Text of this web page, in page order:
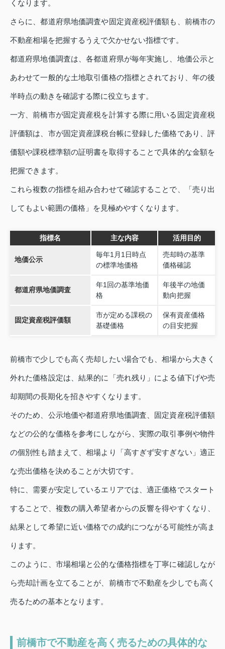
くなります。
さらに、都道府県地価調査や固定資産税評価額も、前橋市の
不動産相場を把握するうえで欠かせない指標です。
都道府県地価調査は、各都道府県が毎年実施し、地価公示と
あわせて一般的な土地取引価格の指標とされており、年の後
半時点の動きを確認する際に役立ちます。
一方、前橋市が固定資産税を計算する際に用いる固定資産税
評価額は、市が固定資産課税台帳に登録した価格であり、評
価額や課税標準額の証明書を取得することで具体的な金額を
把握できます。
これら複数の指標を組み合わせて確認することで、「売り出
してもよい範囲の価格」を見極めやすくなります。
指標名 主な内容 活用目的
地価公示
毎年1月1日時点
の標準地価格
売却時の基準
価格確認
都道府県地価調査
年1回の基準地価
格
年後半の地価
動向把握
固定資産税評価額
市が定める課税の
基礎価格
保有資産価格
の目安把握
前橋市で少しでも高く売却したい場合でも、相場から大きく
外れた価格設定は、結果的に「売れ残り」による値下げや売
却期間の長期化を招きやすくなります。
そのため、公示地価や都道府県地価調査、固定資産税評価額
などの公的な価格を参考にしながら、実際の取引事例や物件
の個別性も踏まえて、相場より「高すぎず安すぎない」適正
な売出価格を決めることが大切です。
特に、需要が安定しているエリアでは、適正価格でスタート
することで、複数の購入希望者からの反響を得やすくなり、
結果として希望に近い価格での成約につながる可能性が高ま
ります。
このように、市場相場と公的な価格指標を丁寧に確認しなが
ら売却計画を立てることが、前橋市で不動産を少しでも高く
売るための基本となります。
前橋市で不動産を高く売るための具体的な